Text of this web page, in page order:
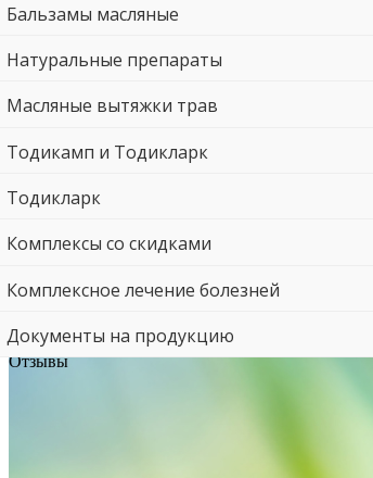
Бальзамы масляные
Натуральные препараты
Масляные вытяжки трав
Тодикамп и Тодикларк
Тодикларк
Комплексы со скидками
Комплексное лечение болезней
Документы на продукцию
Отзывы